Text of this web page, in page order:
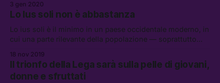
Maio — riesce a trovare una collocazione e una linea per il
partito.
3 gen 2020
Lo Ius soli non è abbastanza
Lo ius soli è il minimo in un paese occidentale moderno, in
cui una parte rilevante della popolazione — soprattutto
18 nov 2019
Il trionfo della Lega sarà sulla pelle di giovani,
donne e sfruttati